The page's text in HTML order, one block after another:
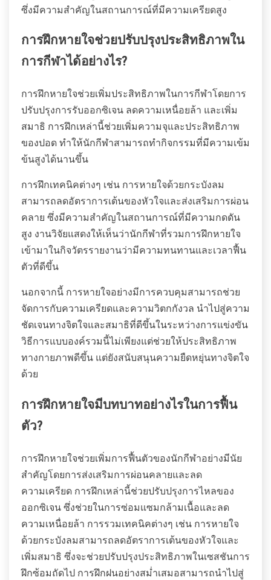
ซึ่งมีความสำคัญในสถานการณ์ที่มีความเครียดสูง
การฝึกหายใจช่วยปรับปรุงประสิทธิภาพใน
การกีฬาได้อย่างไร?
การฝึกหายใจช่วยเพิ่มประสิทธิภาพในการกีฬาโดยการ
ปรับปรุงการรับออกซิเจน ลดความเหนื่อยล้า และเพิ่ม
สมาธิ การฝึกเหล่านี้ช่วยเพิ่มความจุและประสิทธิภาพ
ของปอด ทำให้นักกีฬาสามารถทำกิจกรรมที่มีความเข้ม
ข้นสูงได้นานขึ้น
การฝึกเทคนิคต่างๆ เช่น การหายใจด้วยกระบังลม
สามารถลดอัตราการเต้นของหัวใจและส่งเสริมการผ่อน
คลาย ซึ่งมีความสำคัญในสถานการณ์ที่มีความกดดัน
สูง งานวิจัยแสดงให้เห็นว่านักกีฬาที่รวมการฝึกหายใจ
เข้ามาในกิจวัตรรายงานว่ามีความทนทานและเวลาฟื้น
ตัวที่ดีขึ้น
นอกจากนี้ การหายใจอย่างมีการควบคุมสามารถช่วย
จัดการกับความเครียดและความวิตกกังวล นำไปสู่ความ
ชัดเจนทางจิตใจและสมาธิที่ดีขึ้นในระหว่างการแข่งขัน
วิธีการแบบองค์รวมนี้ไม่เพียงแต่ช่วยให้ประสิทธิภาพ
ทางกายภาพดีขึ้น แต่ยังสนับสนุนความยืดหยุ่นทางจิตใจ
ด้วย
การฝึกหายใจมีบทบาทอย่างไรในการฟื้น
ตัว?
การฝึกหายใจช่วยเพิ่มการฟื้นตัวของนักกีฬาอย่างมีนัย
สำคัญโดยการส่งเสริมการผ่อนคลายและลด
ความเครียด การฝึกเหล่านี้ช่วยปรับปรุงการไหลของ
ออกซิเจน ซึ่งช่วยในการซ่อมแซมกล้ามเนื้อและลด
ความเหนื่อยล้า การรวมเทคนิคต่างๆ เช่น การหายใจ
ด้วยกระบังลมสามารถลดอัตราการเต้นของหัวใจและ
เพิ่มสมาธิ ซึ่งจะช่วยปรับปรุงประสิทธิภาพในเซสชันการ
ฝึกซ้อมถัดไป การฝึกฝนอย่างสม่ำเสมอสามารถนำไปสู่